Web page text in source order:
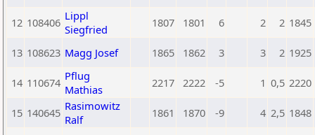
12 108406 Lippl
Siegfried
1807 1801 6 2 2 1845
13 108623 Magg Josef 1865 1862 3 3 2 1925
14 110674 Pflug
Mathias
2217 2222 -5 1 0,5 2220
15 140645 Rasimowitz
Ralf
1861 1870 -9 4 2,5 1848